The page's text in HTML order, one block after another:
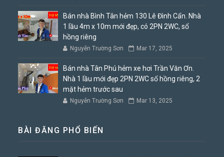
Bán nhà Bình Tân hẻm 130 Lê Đình Cẩn. Nhà
1 lầu 4m x 10m mới đẹp, có 2PN 2WC, sổ
hồng riêng
Nguyễn Trường Sơn Mar 17, 2025
Bán nhà Tân Phú hẻm xe hơi Trần Văn Ơn.
Nhà 1 lầu mới đẹp 2PN 2WC sổ hồng riêng, 2
mặt hẻm trước sau
Nguyễn Trường Sơn Mar 13, 2025
BÀI ĐĂNG PHỔ BIẾN